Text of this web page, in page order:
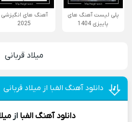
پلی لیست آهنگ های
پاییزی 1404
آهنگ های انگیزشی
2025
میلاد قربانی
دانلود آهنگ الفبا از میلاد قربانی
دانلود آهنگالفبا از